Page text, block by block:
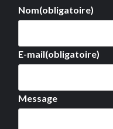
Nom(obligatoire)
E-mail(obligatoire)
Message